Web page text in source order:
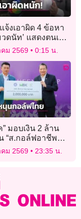
แจ้งเอาผิด 4 ข้อหา
ดนัท’ แสดงตนเป็น
าน-ใช้วิทยุ-ไขข่าว
ราะ
ม 2569 0:15 น.
” มอบเงิน 2 ล้าน
“ส.กอล์ฟอาชีพ
ร่วมพัฒนาวงการ
ม 2569 23:35 น.